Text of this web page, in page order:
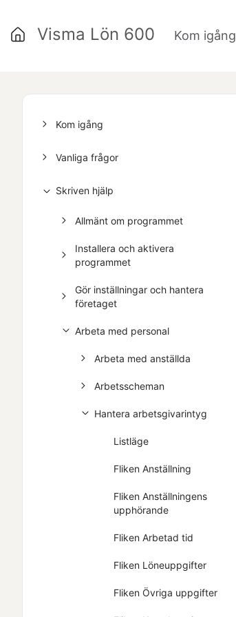
Kom igång
Visma Lön 600
Kom igång
Vanliga frågor
Skriven hjälp
Allmänt om programmet
Installera och aktivera
programmet
Gör inställningar och hantera
företaget
Arbeta med personal
Arbeta med anställda
Arbetsscheman
Hantera arbetsgivarintyg
Listläge
Fliken Anställning
Fliken Anställningens
upphörande
Fliken Arbetad tid
Fliken Löneuppgifter
Fliken Övriga uppgifter